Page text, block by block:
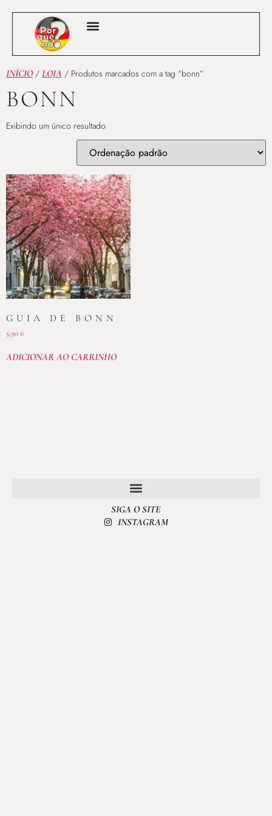
INÍCIO/ LOJA / Produtos marcados com a tag “bonn”
BONN
Exibindo um único resultado
GUIA DE BONN
5,90€
ADICIONAR AO CARRINHO
SIGA O SITE
INSTAGRAM